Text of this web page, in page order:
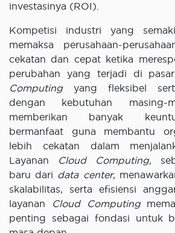
investasinya (ROI).
Kompetisi industri yang
memaksa perusahaan-
cekatan dan cepat ketika
perubahan yang terjadi di
Computingyang fleksibel
dengan kebutuhan masing-
memberikan banyak
bermanfaat guna membantu
lebih cekatan dalam
Layanan
Cloud Computing,
baru dari data center,
skalabilitas, serta efisiensi
layanan
Cloud Computing
penting sebagai fondasi untuk